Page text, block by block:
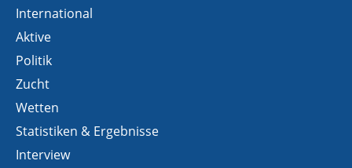
International
Aktive
Politik
Zucht
Wetten
Statistiken & Ergebnisse
Interview